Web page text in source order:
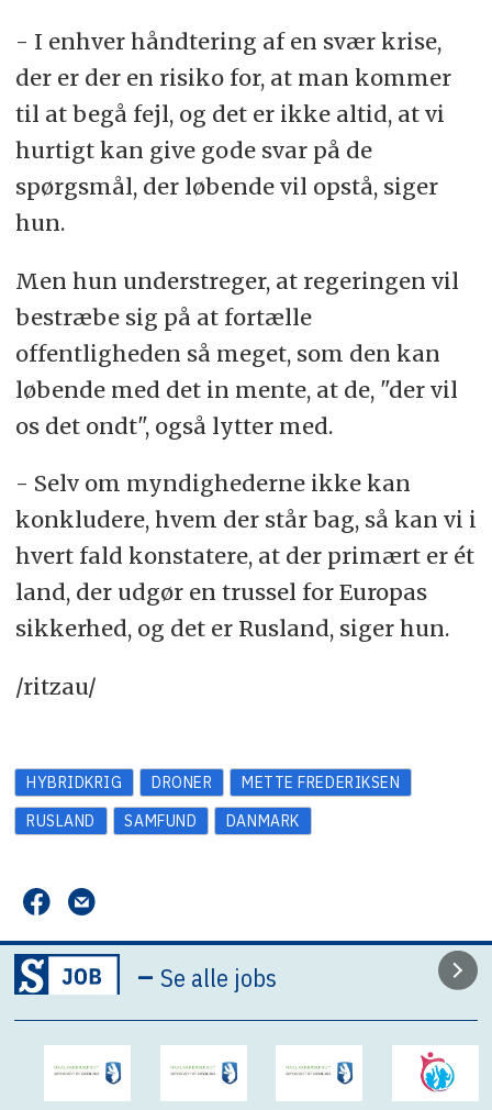
- I enhver håndtering af en svær krise,
der er der en risiko for, at man kommer
til at begå fejl, og det er ikke altid, at vi
hurtigt kan give gode svar på de
spørgsmål, der løbende vil opstå, siger
hun.
Men hun understreger, at regeringen vil
bestræbe sig på at fortælle
offentligheden så meget, som den kan
løbende med det in mente, at de, "der vil
os det ondt", også lytter med.
- Selv om myndighederne ikke kan
konkludere, hvem der står bag, så kan vi i
hvert fald konstatere, at der primært er ét
land, der udgør en trussel for Europas
sikkerhed, og det er Rusland, siger hun.
/ritzau/
HYBRIDKRIG DRONER
METTE FREDERIKSEN
RUSLAND
SAMFUND DANMARK
–Se alle jobs